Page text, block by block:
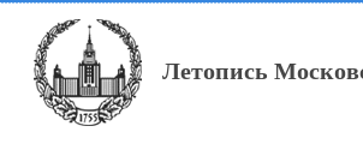
Перейти к основному содержанию
Летопись